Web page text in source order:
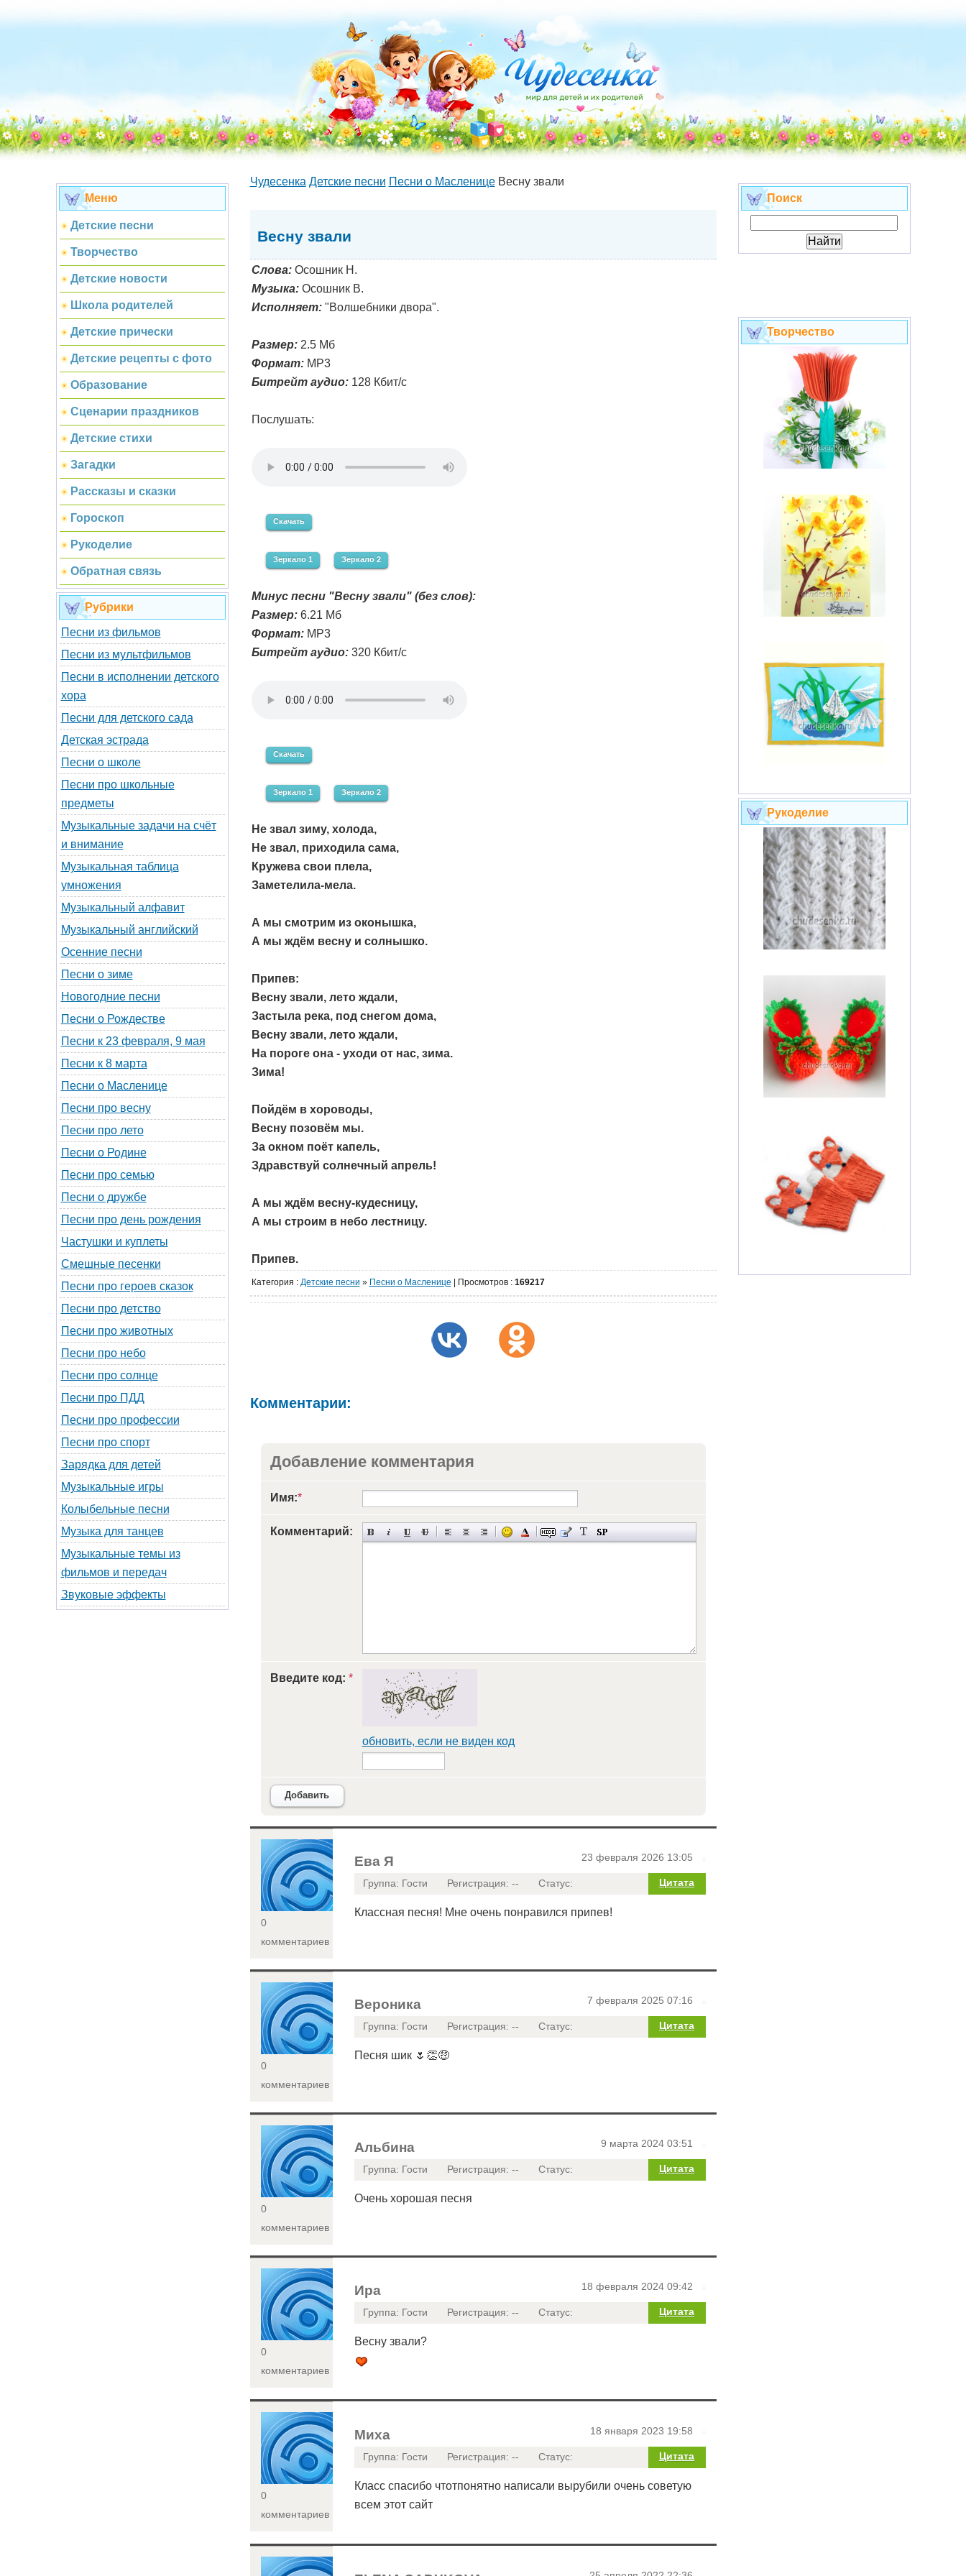
Меню
Детские песни
Творчество
Детские новости
Школа родителей
Детские прически
Детские рецепты с фото
Образование
Сценарии праздников
Детские стихи
Загадки
Рассказы и сказки
Гороскоп
Рукоделие
Обратная связь
Рубрики
Песни из фильмов
Песни из мультфильмов
Песни в исполнении детского
хора
Песни для детского сада
Детская эстрада
Песни о школе
Песни про школьные
предметы
Музыкальные задачи на счёт
и внимание
Музыкальная таблица
умножения
Музыкальный алфавит
Музыкальный английский
Осенние песни
Песни о зиме
Новогодние песни
Песни о Рождестве
Песни к 23 февраля, 9 мая
Песни к 8 марта
Песни о Масленице
Песни про весну
Песни про лето
Песни о Родине
Песни про семью
Песни о дружбе
Песни про день рождения
Частушки и куплеты
Смешные песенки
Песни про героев сказок
Песни про детство
Песни про животных
Песни про небо
Песни про солнце
Песни про ПДД
Песни про профессии
Песни про спорт
Зарядка для детей
Музыкальные игры
Колыбельные песни
Музыка для танцев
Музыкальные темы из
фильмов и передач
Звуковые эффекты
Чудесенка Детские песни Песни о МасленицеВесну звали
Весну звали
Слова:Осошник Н.
Музыка:Осошник В.
Исполняет:"Волшебники двора".
Размер:2.5 Мб
Формат:MP3
Битрейт аудио:128 Кбит/с
Послушать:
Скачать
Зеркало 1 Зеркало 2
Минус песни "Весну звали" (без слов):
Размер:6.21 Мб
Формат:MP3
Битрейт аудио:320 Кбит/с
Скачать
Зеркало 1 Зеркало 2
Не звал зиму, холода,
Не звал, приходила сама,
Кружева свои плела,
Заметелила-мела.
А мы смотрим из оконышка,
А мы ждём весну и солнышко.
Припев:
Весну звали, лето ждали,
Застыла река, под снегом дома,
Весну звали, лето ждали,
На пороге она - уходи от нас, зима.
Зима!
Пойдём в хороводы,
Весну позовём мы.
За окном поёт капель,
Здравствуй солнечный апрель!
А мы ждём весну-кудесницу,
А мы строим в небо лестницу.
Припев.
Категория : Детские песни » Песни о Масленице | Просмотров : 169217
Комментарии:
Добавление комментария
Имя:*
Комментарий:
Введите код: *
обновить, если не виден код
Добавить
<
0
комментариев
23 февраля 2026 13:05
Ева Я
Цитата
Группа: Гости Регистрация: -- Статус:
Классная песня! Мне очень понравился припев!
<
0
комментариев
7 февраля 2025 07:16
Вероника
Цитата
Группа: Гости Регистрация: -- Статус:
Песня шик 🌷👏🤑
<
0
комментариев
9 марта 2024 03:51
Альбина
Цитата
Группа: Гости Регистрация: -- Статус:
Очень хорошая песня
<
0
комментариев
18 февраля 2024 09:42
Ира
Цитата
Группа: Гости Регистрация: -- Статус:
Весну звали?
<
0
комментариев
18 января 2023 19:58
Миха
Цитата
Группа: Гости Регистрация: -- Статус:
Класс спасибо чтотпонятно написали вырубили очень советую
всем этот сайт
<
Поиск
Творчество
Рукоделие